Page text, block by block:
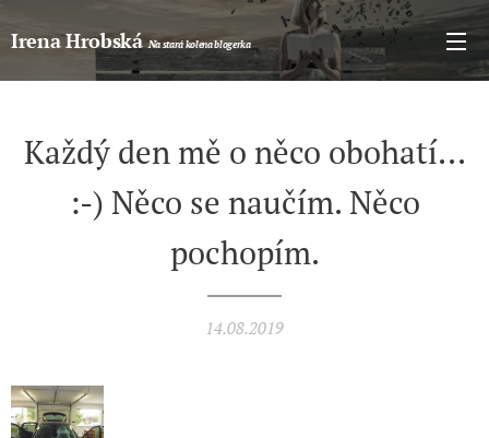
Irena HrobskáNa stará kolena blogerka
Každý den mě o něco obohatí...
:-) Něco se naučím. Něco
pochopím.
14.08.2019